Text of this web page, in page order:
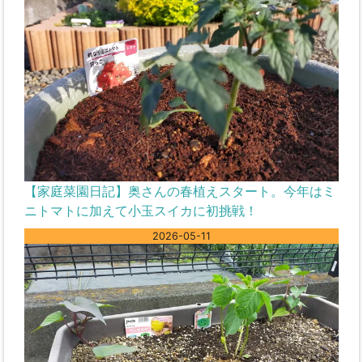
【家庭菜園日記】奥さんの春植えスタート。今年はミ
ニトマトに加えて小玉スイカに初挑戦！
2026-05-11